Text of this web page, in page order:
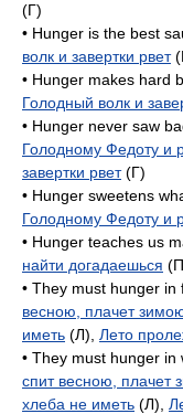
(Г)
• Hunger is the best
волк и завертки рвет
• Hunger makes hard
Голодный волк и
• Hunger never saw
Голодному Федоту и
завертки рвет(Г)
• Hunger sweetens
Голодному Федоту и
• Hunger teaches us
найти догадаешься
• They must hunger
весною, плачет
иметь (Л), Лето
• They must hunger
спит весною, плачет
хлеба не иметь (Л),